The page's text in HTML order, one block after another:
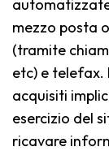
mezzo posta
(tramite
etc) e telefax.
acquisiti
esercizio del
ricavare